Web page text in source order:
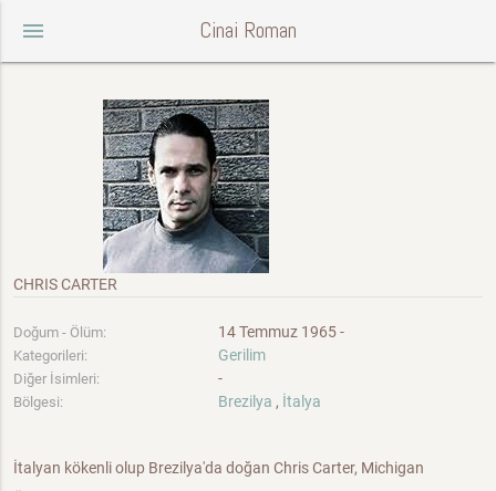
menu Cinai Roman
CHRIS CARTER
Doğum - Ölüm: 14 Temmuz 1965 -
Kategorileri: Gerilim
Diğer İsimleri: -
Bölgesi: Brezilya , İtalya
İtalyan kökenli olup Brezilya'da doğan Chris Carter, Michigan